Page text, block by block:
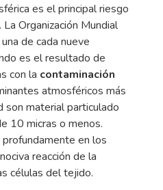
es el principal riesgo
Organización Mundial
de cada nueve
es el resultado de
con la contaminación
atmosféricos más
son material particulado
10 micras o menos.
en los
reacción de la
células del tejido.